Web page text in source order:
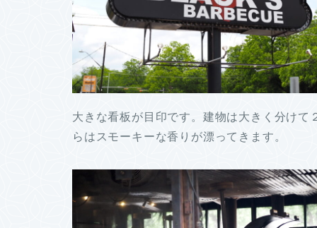
大きな看板が目印です。建物は大きく分け
らはスモーキーな香りが漂ってきます。